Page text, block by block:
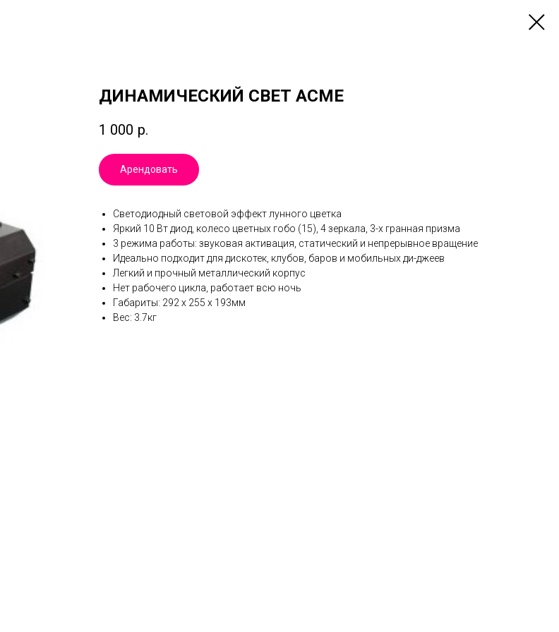
ДИНАМИЧЕСКИЙ СВЕТ ACME
1 000 р.
Арендовать
Светодиодный световой эффект лунного цветка
Яркий 10 Вт диод, колесо цветных гобо (15), 4 зеркала, 3-х гранная призма
3 режима работы: звуковая активация, статический и непрерывное вращение
Идеально подходит для дискотек, клубов, баров и мобильных ди-джеев
Легкий и прочный металлический корпус
Нет рабочего цикла, работает всю ночь
Габариты: 292 х 255 х 193мм
Вес: 3.7кг